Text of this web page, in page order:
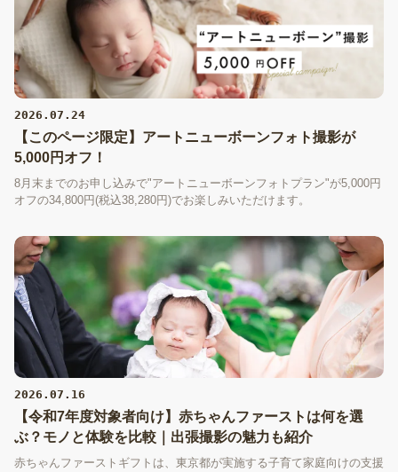
2026.07.24
【このページ限定】アートニューボーンフォト撮影が
5,000円オフ！
8月末までのお申し込みで"アートニューボーンフォトプラン"が5,000円
オフの34,800円(税込38,280円)でお楽しみいただけます。
2026.07.16
【令和7年度対象者向け】赤ちゃんファーストは何を選
ぶ？モノと体験を比較｜出張撮影の魅力も紹介
赤ちゃんファーストギフトは、東京都が実施する子育て家庭向けの支援